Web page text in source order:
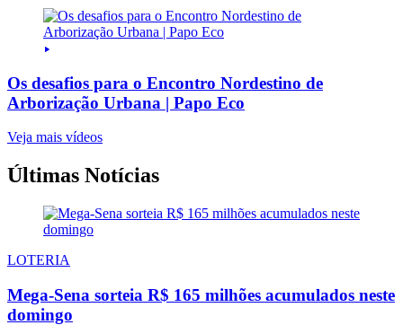
Os desafios para o Encontro Nordestino de
Arborização Urbana | Papo Eco
Veja mais vídeos
Últimas Notícias
LOTERIA
Mega-Sena sorteia R$ 165 milhões acumulados neste
domingo